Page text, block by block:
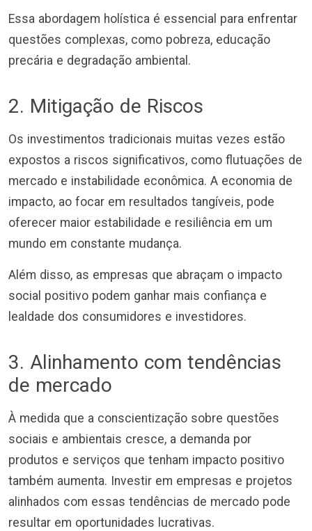
Essa abordagem holística é essencial para enfrentar
questões complexas, como pobreza, educação
precária e degradação ambiental.
2. Mitigação de Riscos
Os investimentos tradicionais muitas vezes estão
expostos a riscos significativos, como flutuações de
mercado e instabilidade econômica. A economia de
impacto, ao focar em resultados tangíveis, pode
oferecer maior estabilidade e resiliência em um
mundo em constante mudança.
Além disso, as empresas que abraçam o impacto
social positivo podem ganhar mais confiança e
lealdade dos consumidores e investidores.
3. Alinhamento com tendências
de mercado
À medida que a conscientização sobre questões
sociais e ambientais cresce, a demanda por
produtos e serviços que tenham impacto positivo
também aumenta. Investir em empresas e projetos
alinhados com essas tendências de mercado pode
resultar em oportunidades lucrativas.